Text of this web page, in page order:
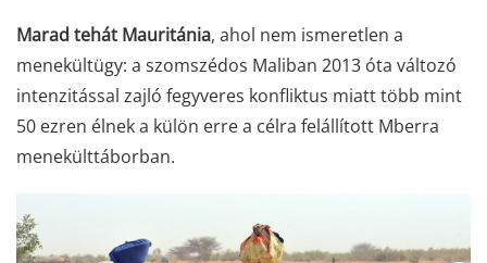
Marad tehát Mauritánia, ahol nem ismeretlen a
menekültügy: a szomszédos Maliban 2013 óta változó
intenzitással zajló fegyveres konfliktus miatt több mint
50 ezren élnek a külön erre a célra felállított Mberra
menekülttáborban.